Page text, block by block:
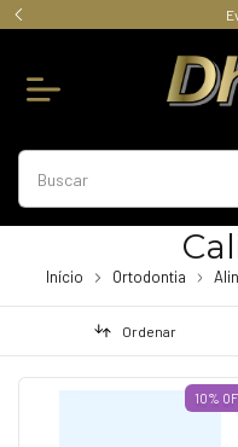
Início Ortodontia
Ordenar
10%